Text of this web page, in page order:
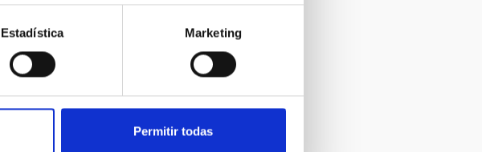
Estadística Marketing
Permitir todas